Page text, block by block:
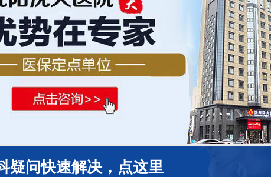
疑问快速解决，点这里